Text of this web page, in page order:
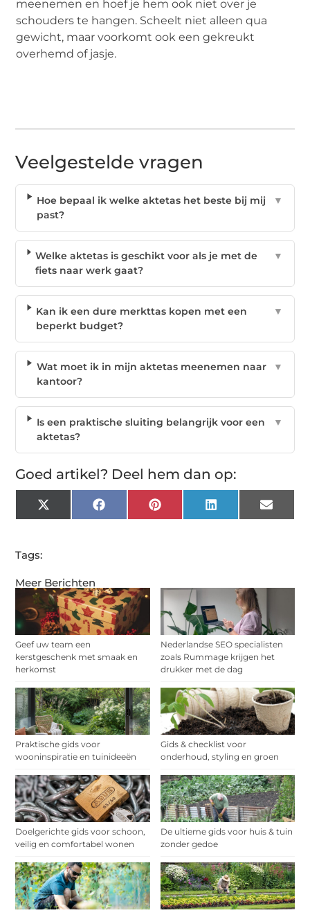
Meer Berichten
Geef uw team een
kerstgeschenk met smaak en
herkomst
Nederlandse SEO specialisten
zoals Rummage krijgen het
drukker met de dag
Praktische gids voor
wooninspiratie en tuinideeën
Gids & checklist voor
onderhoud, styling en groen
Doelgerichte gids voor schoon,
veilig en comfortabel wonen
De ultieme gids voor huis & tuin
zonder gedoe
meenemen en hoef je hem ook niet over je
schouders te hangen. Scheelt niet alleen qua
gewicht, maar voorkomt ook een gekreukt
overhemd of jasje.
Veelgestelde vragen
Hoe bepaal ik welke aktetas het beste bij mij
past?
▼
Welke aktetas is geschikt voor als je met de
fiets naar werk gaat?
▼
Kan ik een dure merkttas kopen met een
beperkt budget?
▼
Wat moet ik in mijn aktetas meenemen naar
kantoor?
▼
Is een praktische sluiting belangrijk voor een
aktetas?
▼
Goed artikel? Deel hem dan op:
X
(Twitter)
Facebook Pinterest LinkedIn Email
Tags: